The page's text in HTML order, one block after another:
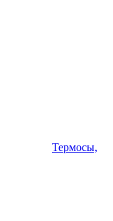
Термосы,